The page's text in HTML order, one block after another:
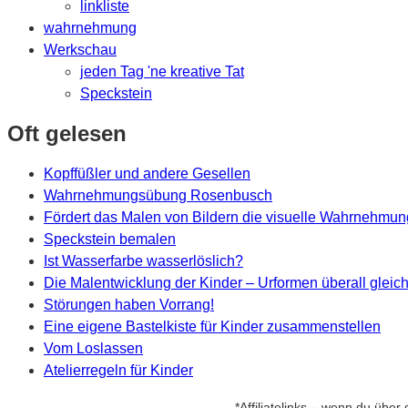
linkliste
wahrnehmung
Werkschau
jeden Tag 'ne kreative Tat
Speckstein
Oft gelesen
Kopffüßler und andere Gesellen
Wahrnehmungsübung Rosenbusch
Fördert das Malen von Bildern die visuelle
Speckstein bemalen
Ist Wasserfarbe wasserlöslich?
Die Malentwicklung der Kinder – Urformen überall gleich
Störungen haben Vorrang!
Eine eigene Bastelkiste für Kinder zusammenstellen
Vom Loslassen
Atelierregeln für Kinder